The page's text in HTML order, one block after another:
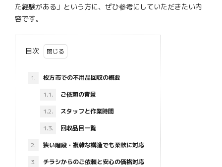
た経験がある」という方に、ぜひ参考にしていただきたい内
容です。
目次
1.
枚方市での不用品回収の概要
1.1.
ご依頼の背景
1.2.
スタッフと作業時間
1.3.
回収品目一覧
2.
狭い階段・複雑な構造でも柔軟に対応
3.
チラシからのご依頼と安心の価格対応